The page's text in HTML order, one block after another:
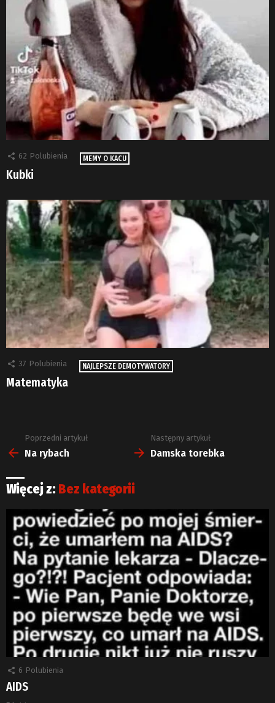
62 Polubienia MEMY O KACU
Kubki
37 Polubienia NAJLEPSZE DEMOTYWATORY
Matematyka
Zobacz
więcej
Poprzedni artykuł
Na rybach
Następny artykuł
Damska torebka
Więcej z: Bez kategorii
6 Polubienia
AIDS